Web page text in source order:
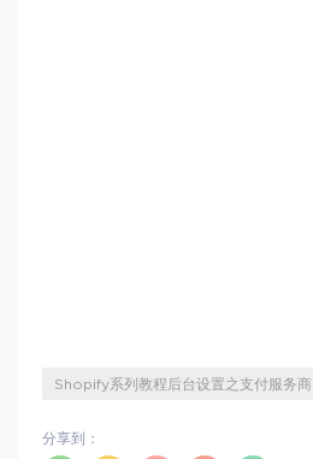
Shopify系列教程后台设置之支付服务商
分享到：